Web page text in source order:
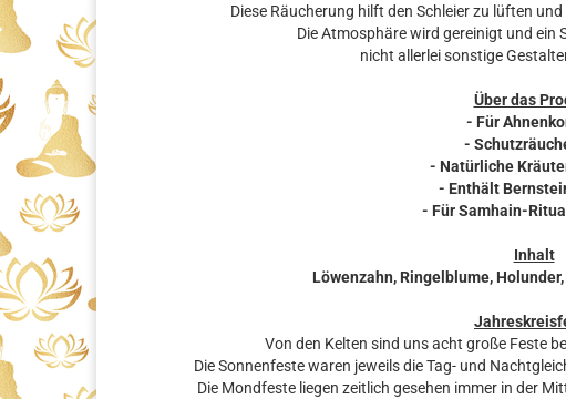
Diese Räucherung hilft den Schleier zu lüften
Die Atmosphäre wird gereinigt und ein
nicht allerlei sonstige
Über das
- Für
-
- Natürliche
- Enthält
- Für Samhain-
Inhalt
Löwenzahn, Ringelblume,
Von den Kelten sind uns acht große Feste
Die Sonnenfeste waren jeweils die Tag- und
Die Mondfeste liegen zeitlich gesehen immer in der